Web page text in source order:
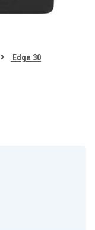
Edge 30